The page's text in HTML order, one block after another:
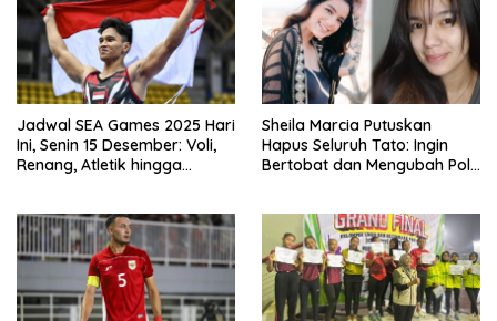
Jadwal SEA Games 2025 Hari
Ini, Senin 15 Desember: Voli,
Renang, Atletik hingga
Sheila Marcia Putuskan
Hapus Seluruh Tato: Ingin
Bertobat dan Mengubah Pola